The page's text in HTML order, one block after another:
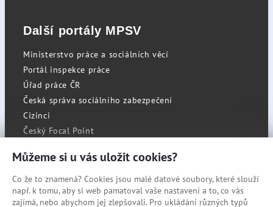
Další portály MPSV
Ministerstvo práce a sociálních věcí
Portál inspekce práce
Úřad práce ČR
Česká správa sociálního zabezpečení
Cizinci
Český Focal Point
RSS
Cookies
Můžeme si u vás uložit cookies?
Co že to znamená? Cookies jsou malé datové soubory, které slouží
např. k tomu, aby si web pamatoval vaše nastavení a to, co vás
zajímá, nebo abychom jej zlepšovali. Pro ukládání různých typů